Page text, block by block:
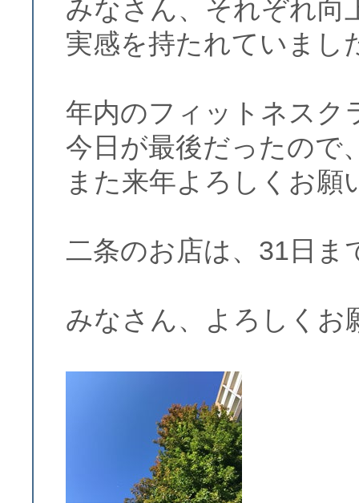
みなさん、それぞれ向
実感を持たれていまし
年内のフィットネスク
今日が最後だったので
また来年よろしくお願
二条のお店は、31日ま
みなさん、よろしくお